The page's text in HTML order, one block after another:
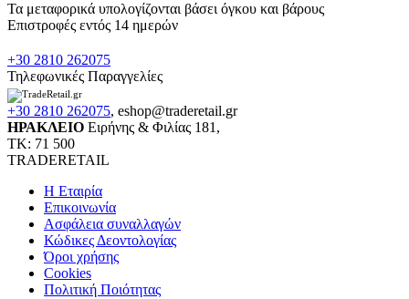
Τα μεταφορικά υπολογίζονται βάσει όγκου και βάρους
Επιστροφές εντός 14 ημερών
+30 2810 262075
Τηλεφωνικές Παραγγελίες
+30 2810 262075, eshop@traderetail.gr
ΗΡΑΚΛΕΙΟ Ειρήνης & Φιλίας 181,
ΤΚ: 71 500
TRADERETAIL
H Εταιρία
Eπικοινωνία
Ασφάλεια συναλλαγών
Κώδικες Δεοντολογίας
Όροι χρήσης
Cookies
Πολιτική Ποιότητας